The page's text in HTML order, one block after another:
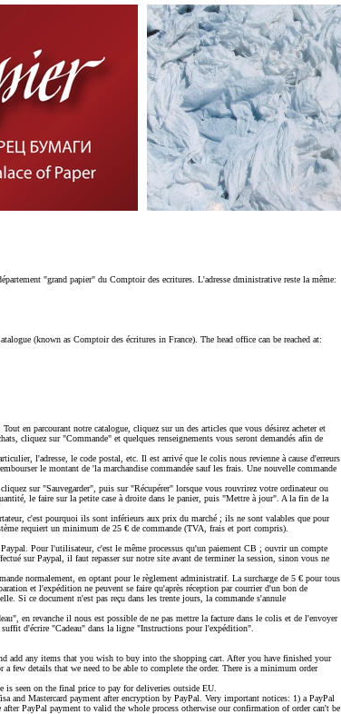
"grand papier" du Comptoir des ecritures. L'adresse dministrative reste la même:
(known as Comptoir des écritures in France). The head office can be reached at:
en parcourant notre catalogue, cliquez sur un des articles que vous désirez acheter et
cliquez sur "Commande" et quelques renseignements vous seront demandés afin de
l'adresse, le code postal, etc. Il est arrivé que le colis nous revienne à cause d'erreurs
le montant de 'la marchandise commandée sauf les frais. Une nouvelle commande
sur "Sauvegarder", puis sur "Récupérer" lorsque vous rouvrirez votre ordinateur ou
le faire sur la petite case à droite dans le panier, puis "Mettre à jour". A la fin de la
c'est pourquoi ils sont inférieurs aux prix du marché ; ils ne sont valables que pour
requiert un minimum de 25 € de commande (TVA, frais et port compris).
Pour l'utilisateur, c'est le même processus qu'un paiement CB ; ouvrir un compte
sur Paypal, il faut repasser sur notre site avant de terminer la session, sinon vous ne
normalement, en optant pour le règlement administratif. La surcharge de 5 € pour tous
et l'expédition ne peuvent se faire qu'après réception par courrier d'un bon de
Si ce document n'est pas reçu dans les trente jours, la commande s'annule
en revanche il nous est possible de ne pas mettre la facture dans le colis et de l'envoyer
d'écrire "Cadeau" dans la ligne "Instructions pour l'expédition".
add any items that you wish to buy into the shopping cart. After you have finished your
few details that we need to be able to complete the order. There is a minimum order
is seen on the final price to pay for deliveries outside EU.
and Mastercard payment after encryption by PayPal. Very important notices: 1) a PayPal
PayPal payment to valid the whole process otherwise our confirmation of order can't be